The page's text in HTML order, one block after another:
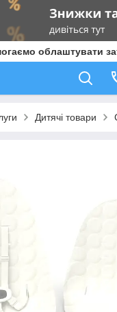
облаштувати
Дитячі товари